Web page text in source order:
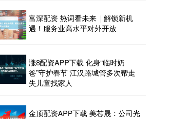
富深配资 热词看未来｜解锁新机
遇！服务业高水平对外开放
涨8配资APP下载 化身“临时奶
爸”守护春节 江汉路城管多次帮走
失儿童找家人
金顶配资APP下载 美芯晟：公司光